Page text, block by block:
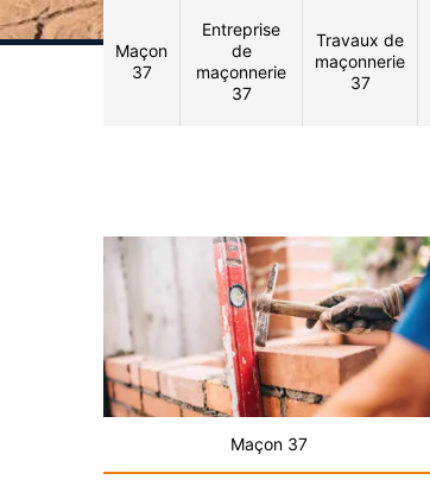
Maçon
37
Entreprise
de
maçonnerie
37
Travaux de
maçonnerie
37
Maçon 37